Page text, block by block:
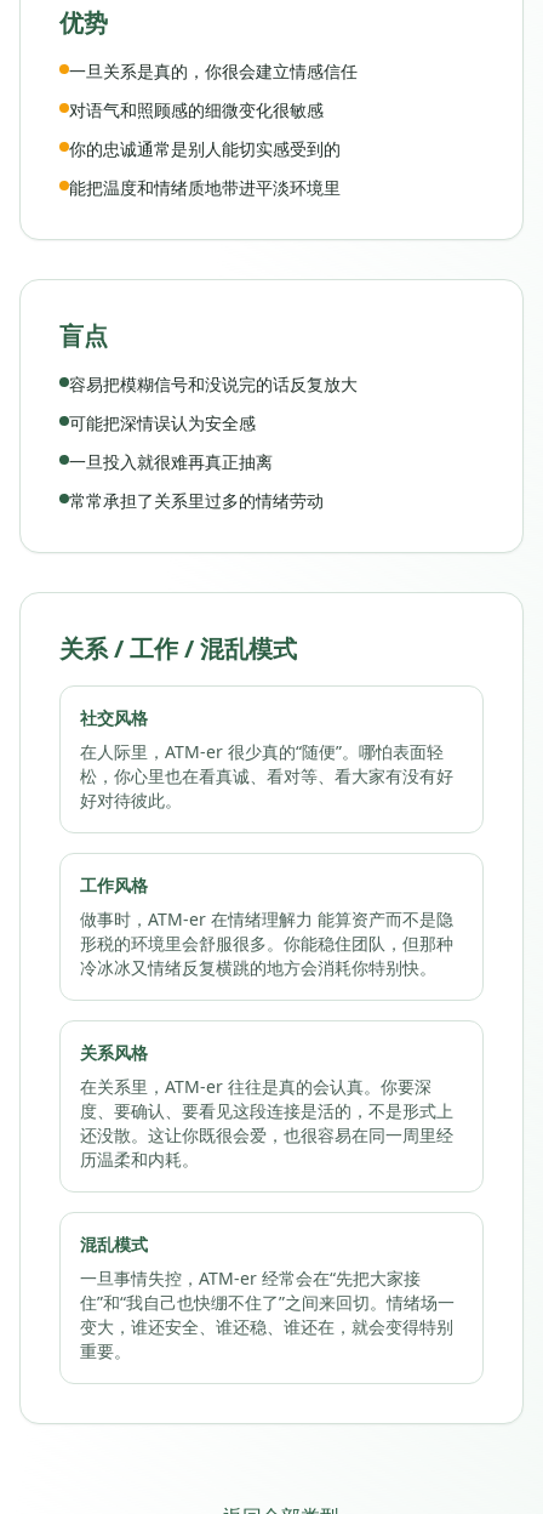
优势
一旦关系是真的，你很会建立情感信任
对语气和照顾感的细微变化很敏感
你的忠诚通常是别人能切实感受到的
能把温度和情绪质地带进平淡环境里
盲点
容易把模糊信号和没说完的话反复放大
可能把深情误认为安全感
一旦投入就很难再真正抽离
常常承担了关系里过多的情绪劳动
关系 / 工作 / 混乱模式
社交风格
在人际里，ATM-er 很少真的“随便”。哪怕表面轻
松，你心里也在看真诚、看对等、看大家有没有好
好对待彼此。
工作风格
做事时，ATM-er 在情绪理解力 能算资产而不是隐
形税的环境里会舒服很多。你能稳住团队，但那种
冷冰冰又情绪反复横跳的地方会消耗你特别快。
关系风格
在关系里，ATM-er 往往是真的会认真。你要深
度、要确认、要看见这段连接是活的，不是形式上
还没散。这让你既很会爱，也很容易在同一周里经
历温柔和内耗。
混乱模式
一旦事情失控，ATM-er 经常会在“先把大家接
住”和“我自己也快绷不住了”之间来回切。情绪场一
变大，谁还安全、谁还稳、谁还在，就会变得特别
重要。